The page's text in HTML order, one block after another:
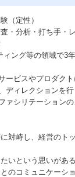
（定性）
・分析・打ち手・
ィング等の領域で3
ービスやプロダク
ディレクションを
ァシリテーション
対峙し、経営のト
いという思いがあ
のコミュニケーシ